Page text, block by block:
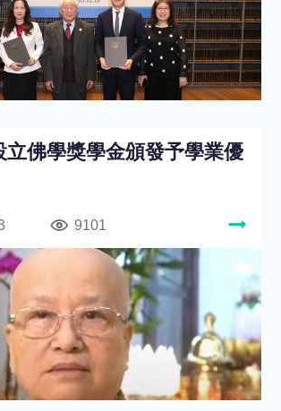
立佛學獎學金頒發予學業優
9101